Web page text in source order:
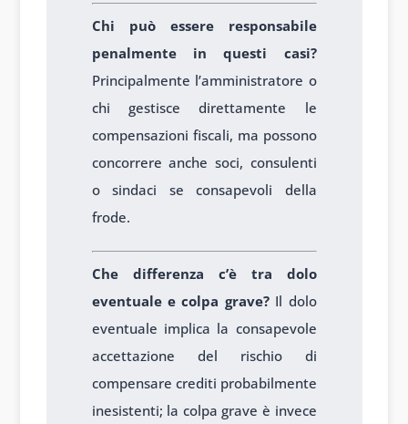
Chi può essere responsabile
penalmente in questi casi?
Principalmente l’amministratore o
chi gestisce direttamente le
compensazioni fiscali, ma possono
concorrere anche soci, consulenti
o sindaci se consapevoli della
frode.
Che differenza c’è tra dolo
eventuale e colpa grave? Il dolo
eventuale implica la consapevole
accettazione del rischio di
compensare crediti probabilmente
inesistenti; la colpa grave è invece